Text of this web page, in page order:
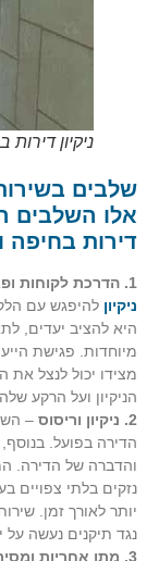
ניקיון דירות
שלבים בשירותי
אלו השלבים
דירות בחיפה
ניקיוןלהיפגש עם
היא להציב יעדים,
מיוחדות. פגישת
מצידו יכול לנצל את
הניקיון ועל הרקע שלה
– השלב
הדירה בפועל. בנוסף,
והדברה של הדירה.
נזקים בלתי צפויים
יותר לאורך זמן. שירותי
נגד תיקנים נעשה על